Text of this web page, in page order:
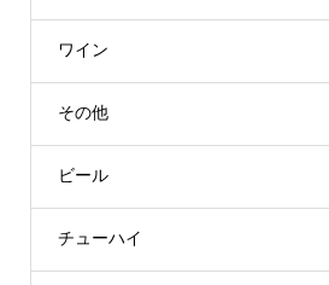
ワイン
その他
ビール
チューハイ